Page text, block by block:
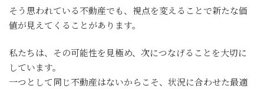
そう思われている不動産でも、視点を変えることで新たな価
値が見えてくることがあります。
私たちは、その可能性を見極め、次につなげることを大切に
しています。
一つとして同じ不動産はないからこそ、状況に合わせた最適